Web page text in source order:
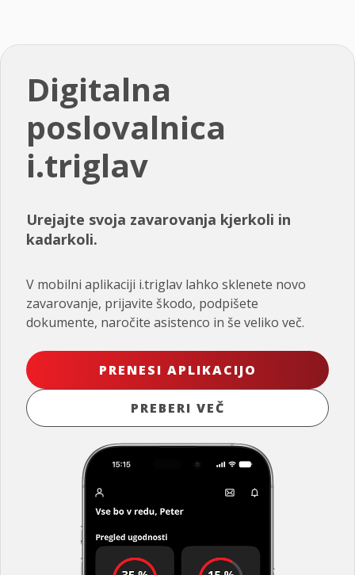
Digitalna
poslovalnica
i.triglav
Urejajte svoja zavarovanja kjerkoli in
kadarkoli.
V mobilni aplikaciji i.triglav lahko sklenete novo
zavarovanje, prijavite škodo, podpišete
dokumente, naročite asistenco in še veliko več.
PRENESI APLIKACIJO
PREBERI VEČ